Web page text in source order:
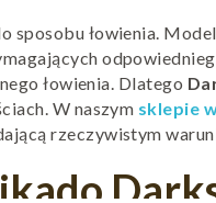
sposobu łowienia.
łowienia. Dlatego
W naszym sklepie
rzeczywistym